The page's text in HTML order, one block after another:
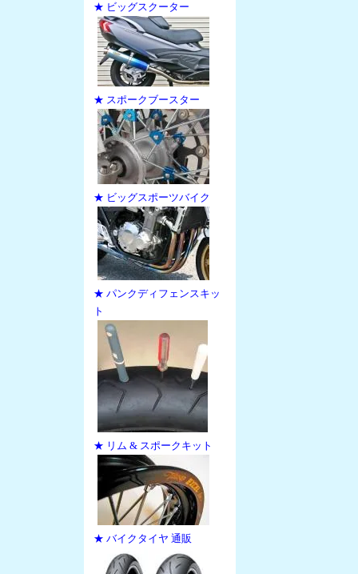
★ ビッグスクーター
★ スポークブースター
★ ビッグスポーツバイク
★ パンクディフェンスキッ
ト
★ リム & スポークキット
★ バイクタイヤ 通販